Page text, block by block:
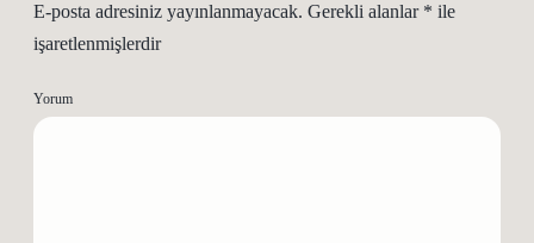
E-posta adresiniz yayınlanmayacak. Gerekli alanlar * ile
işaretlenmişlerdir
Yorum